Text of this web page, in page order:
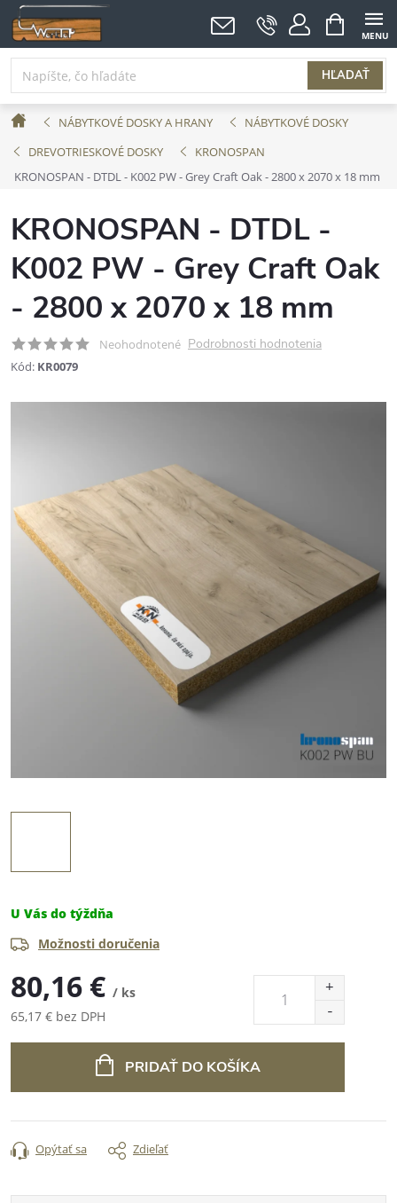
Prejsť
na
obsah
HĽADAŤ
NÁKUPNÝ
KOŠÍK
DomovNÁBYTKOVÉ DOSKY A HRANY
NÁBYTKOVÉ DOSKY
DREVOTRIESKOVÉ DOSKY
KRONOSPAN
KRONOSPAN - DTDL - K002 PW - Grey Craft Oak - 2800 x 2070 x 18 mm
KRONOSPAN - DTDL -
K002 PW - Grey Craft Oak
- 2800 x 2070 x 18 mm
Neohodnotené Podrobnosti hodnotenia
Kód: KR0079
U Vás do týždňa
Možnosti doručenia
80,16 € / ks
65,17 € bez DPH
PRIDAŤ DO KOŠÍKA
Opýtať sa Zdieľať